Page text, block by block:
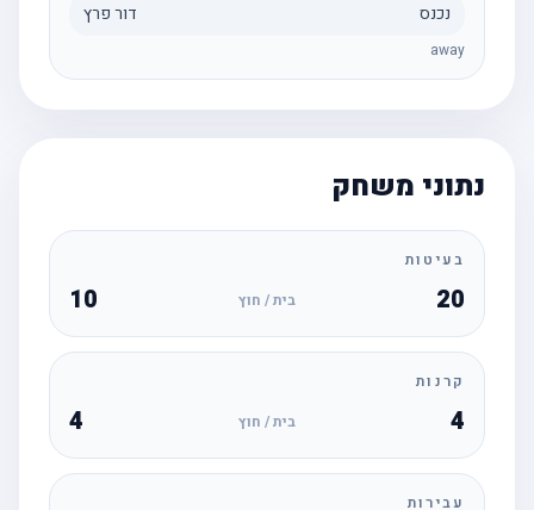
נכנס דור פרץ
away
נתוני משחק
בעיטות
20 בית / חוץ 10
קרנות
בית / חוץ
עבירות